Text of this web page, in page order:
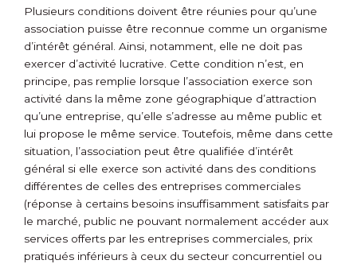
Plusieurs conditions doivent être réunies pour qu’une
association puisse être reconnue comme un organisme
d’intérêt général. Ainsi, notamment, elle ne doit pas
exercer d’activité lucrative. Cette condition n’est, en
principe, pas remplie lorsque l’association exerce son
activité dans la même zone géographique d’attraction
qu’une entreprise, qu’elle s’adresse au même public et
lui propose le même service. Toutefois, même dans cette
situation, l’association peut être qualifiée d’intérêt
général si elle exerce son activité dans des conditions
différentes de celles des entreprises commerciales
(réponse à certains besoins insuffisamment satisfaits par
le marché, public ne pouvant normalement accéder aux
services offerts par les entreprises commerciales, prix
pratiqués inférieurs à ceux du secteur concurrentiel ou